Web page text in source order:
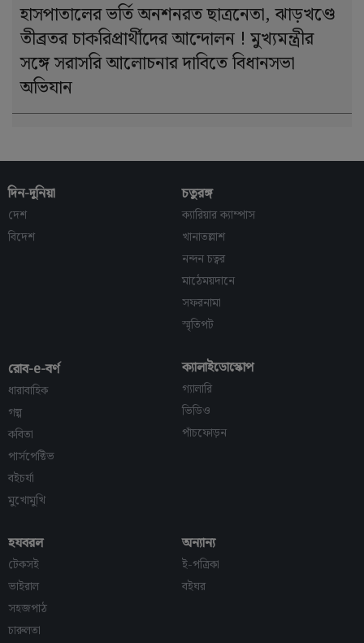
হাসপাতালের ভর্তি অনশনরত ছাত্রনেতা, ঝাড়খণ্ডে
তীব্রতর চাকরিপ্রার্থীদের আন্দোলন ! মুখ্যমন্ত্রীর
সঙ্গে সরাসরি আলোচনার দাবিতে বিধানসভা
অভিযান
দিন-দুনিয়া
দেশ
বিদেশ
চতুরঙ্গ
ক্যারিয়ার ক্যাম্পাস
খানাতল্লাশ
নন্দন চত্বর
মাঠেময়দানে
সফরনামা
স্মৃতিপট
রোব-e-বর্ণ
ধারাবাহিক
গল্প
কবিতা
পার্সপেক্টিভ
বইচর্যা
মুখোমুখি
ক্যালাইডোস্কোপ
গ্যালারি
ভিডিও
পাঁচফোড়ন
হযবরল
টেকসই
ভাইরাল
সহজপাঠ
চারুলতা
অন্যান্য
ই-পত্রিকা
বইঘর